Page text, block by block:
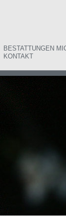
BESTATTUNGEN
KONTAKT